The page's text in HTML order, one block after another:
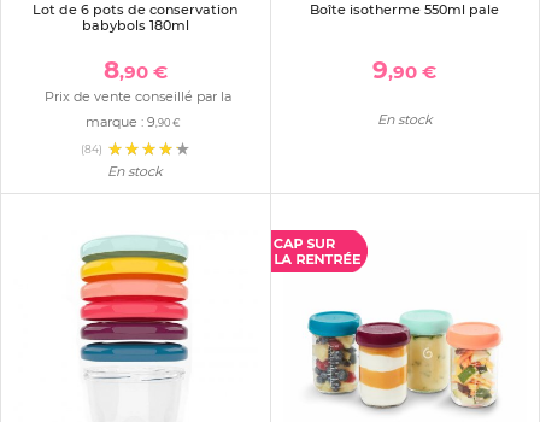
Lot de 6 pots de conservation
babybols 180ml
8,90 €
Prix de vente conseillé par la
marque : 9,90 €
(84)
En stock
Boîte isotherme 550ml pale
9,90 €
En stock